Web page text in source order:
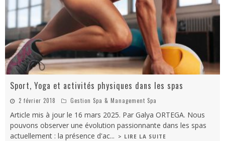
Sport, Yoga et activités physiques dans les spas
2 février 2018 Gestion Spa & Management Spa
Article mis à jour le 16 mars 2025. Par Galya ORTEGA. Nous
pouvons observer une évolution passionnante dans les spas
actuellement : la présence d'ac... > LIRE LA SUITE